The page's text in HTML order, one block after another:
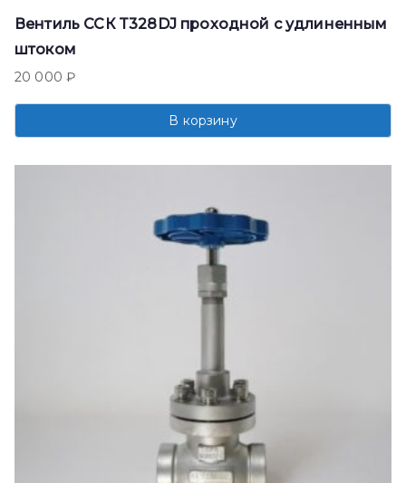
Вентиль ССК T328DJ проходной с удлиненным
штоком
20 000₽
В корзину